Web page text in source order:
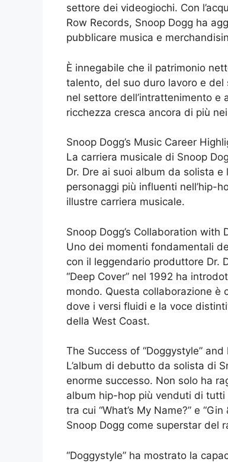
settore dei videogiochi. Con
Row Records, Snoop Dogg ha
pubblicare musica e
È innegabile che il patrimonio
talento, del suo duro lavoro e
nel settore dell’intrattenimento e
ricchezza cresca ancora di più
Snoop Dogg’s Music Career
La carriera musicale di Snoop
Dr. Dre ai suoi album da solista
personaggi più influenti nell’hip-
illustre carriera musicale.
Snoop Dogg’s Collaboration with
Uno dei momenti fondamentali
con il leggendario produttore Dr.
“Deep Cover” nel 1992 ha
mondo. Questa collaborazione è
dove i versi fluidi e la voce
della West Coast.
The Success of “Doggystyle” and
L’album di debutto da solista di
enorme successo. Non solo ha
album hip-hop più venduti di tutti
tra cui “What’s My Name?” e
Snoop Dogg come superstar del
“Doggystyle” ha mostrato la